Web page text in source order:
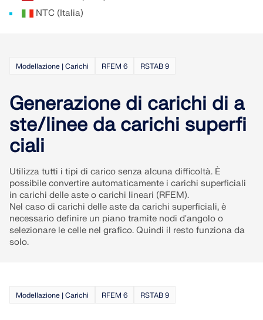
Progetta e analizza giunti in acciaio utilizzando
Il servizio online Dlubal fornisce mappe delle zone
NTC (Italia)
Modellazione | Carichi RFEM 6 RSTAB 9
Generazione di carichi di a
ste/linee da carichi superfi
ciali
Utilizza tutti i tipi di carico senza alcuna difficoltà. È
possibile convertire automaticamente i carichi superficiali
in carichi delle aste o carichi lineari (RFEM).
Nel caso di carichi delle aste da carichi superficiali, è
necessario definire un piano tramite nodi d'angolo o
selezionare le celle nel grafico. Quindi il resto funziona da
solo.
Modellazione | Carichi RFEM 6 RSTAB 9